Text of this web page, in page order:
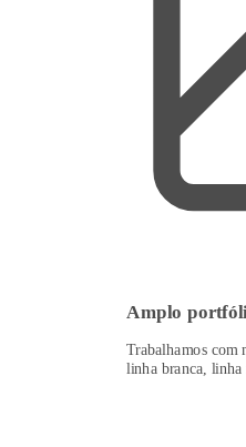
Amplo
Trabalhamos com
linha branca, linha